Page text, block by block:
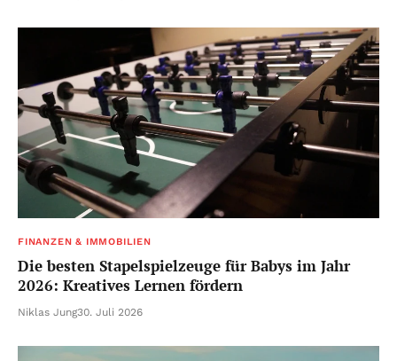
FINANZEN & IMMOBILIEN
Die besten Stapelspielzeuge für Babys im Jahr
2026: Kreatives Lernen fördern
Niklas Jung30. Juli 2026